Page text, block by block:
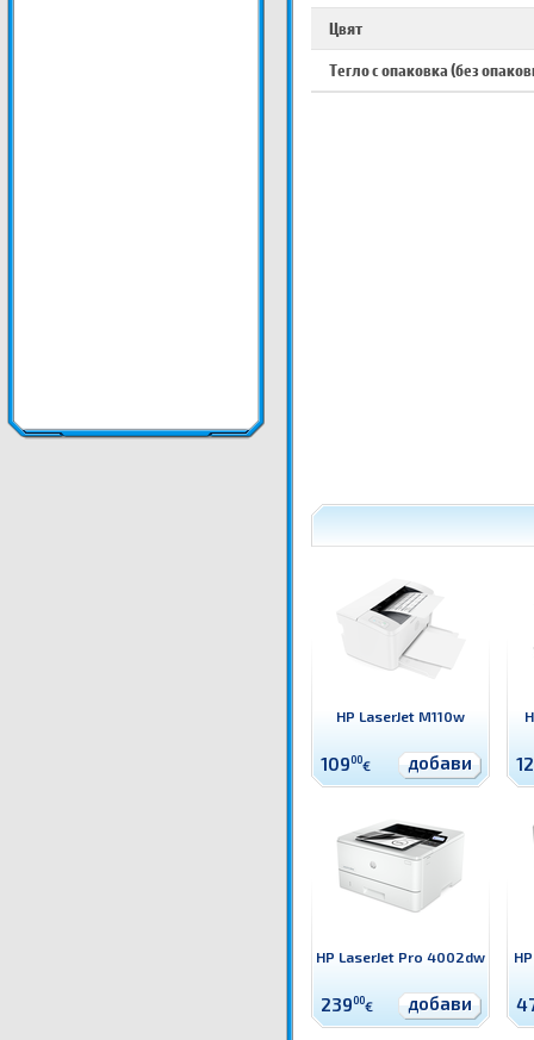
Цвят
Тегло с опаковка (без
HP LaserJet M110w
10900€ добави
HP LaserJet Pro 4002dw
23900€ добави